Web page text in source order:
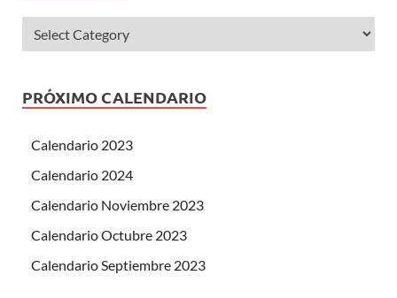
PRÓXIMO CALENDARIO
Calendario 2023
Calendario 2024
Calendario Noviembre 2023
Calendario Octubre 2023
Calendario Septiembre 2023